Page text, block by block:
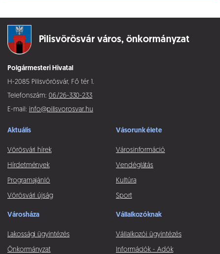
Pilisvörösvár város, önkormányzat
Polgármesteri Hivatal
H-2085 Pilisvörösvár, Fő tér 1.
Telefonszám: 06/26-330-233
E-mail: info@pilisvorosvar.hu
Aktuális
Vörösvári hírek
Hírdetmények
Programajánló
Vörösvári újság
Vásorunk élete
Városinformáció
Vendéglátás
Kultúra
Sport
Városháza
Lakossági ügyintézés
Önkormányzat
Vállalkozóknak
Vállalkozói ügyintézés
Információk - Adók